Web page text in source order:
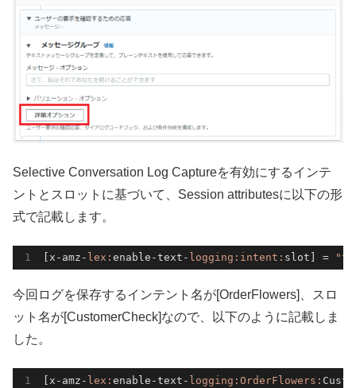
Selective Conversation Log Captureを有効にするインテ
ントとスロットに基づいて、Session attributesに以下の形
式で記載します。
[x-amz- lex:enable-text- logging: intent : slot] =
今回ログを保存するインテント名が[OrderFlowers]、スロ
ット名が[CustomerCheck]なので、以下のように記載しま
した。
[x-amz- lex:enable-text- logging:OrderFlowers :